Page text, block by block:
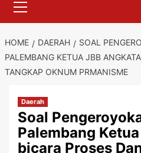
Menu
HOME DAERAH
SOAL
PALEMBANG KETUA JBB
TANGKAP OKNUM PRMANISME
Daerah
Soal
Palembang
bicara Proses